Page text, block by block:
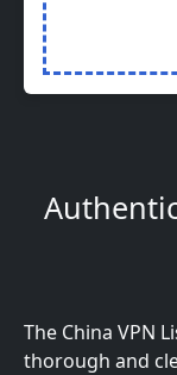
The China VPN
thorough and